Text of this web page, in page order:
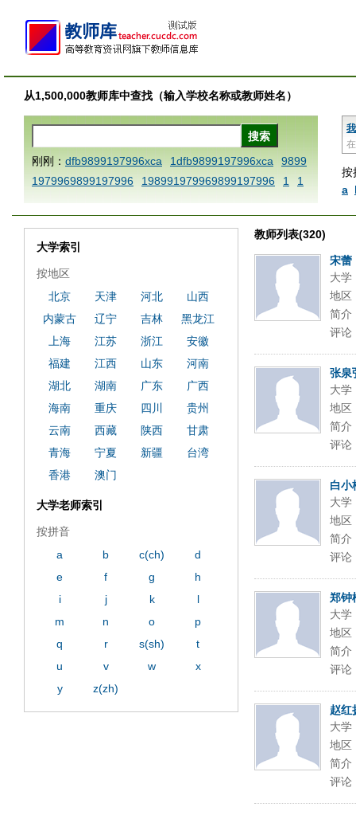
从1,500,000教师库中查找（输入学校名称或教师姓名）
按
a
刚刚： dfb9899197996xca 1dfb9899197996xca
9899
1979969899197996
198991979969899197996 1
1
AAABBBCCCdefine blablaenddefine dfbxyzendtemplat
1dfbmath key98991 methodmultiply operand97996x
1dfbxca12
3
1dfbzzzzzzzzbbbccccdddeeexcareplacezo
b 9899197996 xca
AAABBBCCCdefine blablaenddefin
e dfbxyzendtemplate dfbCCCBBBAAA
dfb989919
7996x
dfbabctitlexca
dfbmath key98991 methodmulti
ply operand97996xca
dfbsetx9899197996xxca
教师列表(320)
宋蕾
大学
地区
简介
评论
张泉
大学
地区
简介
评论
白小
大学
地区
简介
评论
郑钟
大学
地区
简介
评论
赵红
大学
地区
简介
评论
大学索引
按地区
北京
天津 河北
山西
内蒙古
辽宁 吉林
黑龙江
上海
江苏 浙江
安徽
福建
江西 山东
河南
湖北
湖南 广东
广西
海南
重庆 四川
贵州
云南
西藏 陕西
甘肃
青海
宁夏 新疆
台湾
香港
澳门
大学老师索引
按拼音
a
b c(ch)
d
e
f g
h
i
j k
l
m
n o
p
q
r s(sh)
t
u
v w
x
y
z(zh)